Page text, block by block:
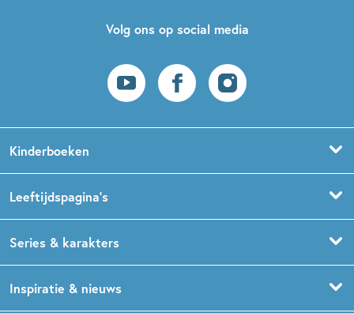
Volg ons op social media
Kinderboeken
Prentenboeken
Babyboeken
Leeftijdspagina’s
Boekentips 1,5 - 3 jaar
Series & karakters
Inspiratie & nieuws